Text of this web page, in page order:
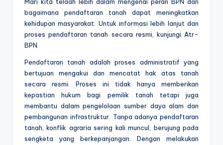
Mari kita telaah lebih dalam mengenai peran BPN dan
bagaimana pendaftaran tanah dapat meningkatkan
kehidupan masyarakat. Untuk informasi lebih lanjut dan
proses pendaftaran tanah secara resmi, kunjungi Atr-
BPN.
Pendaftaran tanah adalah proses administratif yang
bertujuan mengakui dan mencatat hak atas tanah
secara resmi. Proses ini tidak hanya memberikan
kepastian hukum bagi pemilik tanah tetapi juga
membantu dalam pengelolaan sumber daya alam dan
pembangunan infrastruktur. Tanpa adanya pendaftaran
tanah, konflik agraria sering kali muncul, berujung pada
sengketa yang berkepanjangan. Dengan melakukan